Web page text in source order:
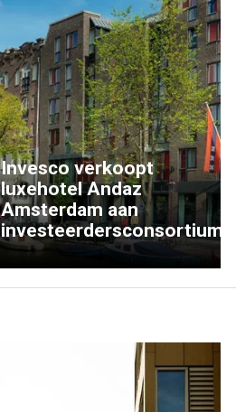
Invesco verkoopt
luxehotel Andaz
Amsterdam aan
investeerdersconsortium